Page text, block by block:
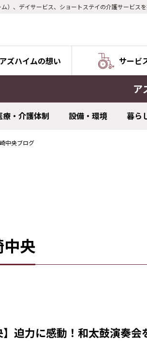
）、デイサービス、ショートステイの介護サービス
アズハイムの想い サービ
ア
療・介護体制 設備・環境 暮ら
中央ブログ
中央
】迫力に感動！和太鼓演奏会